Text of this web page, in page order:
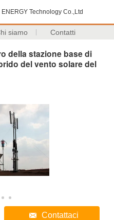
Technology Co.,Ltd
siamo Contatti
della stazione base di
del vento solare del
Contattaci